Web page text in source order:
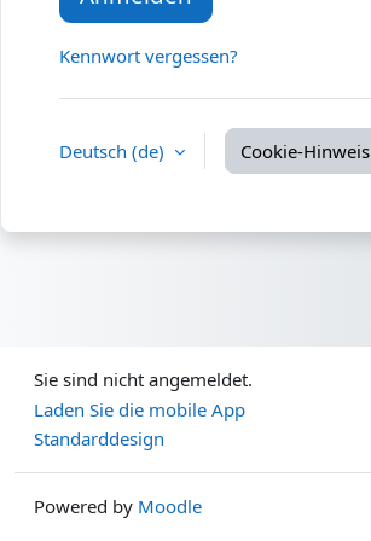
Kennwort vergessen?
Deutsch ‎(de)‎ Cookie-Hinweis
Sie sind nicht angemeldet.
Laden Sie die mobile App
Standarddesign
Powered by Moodle